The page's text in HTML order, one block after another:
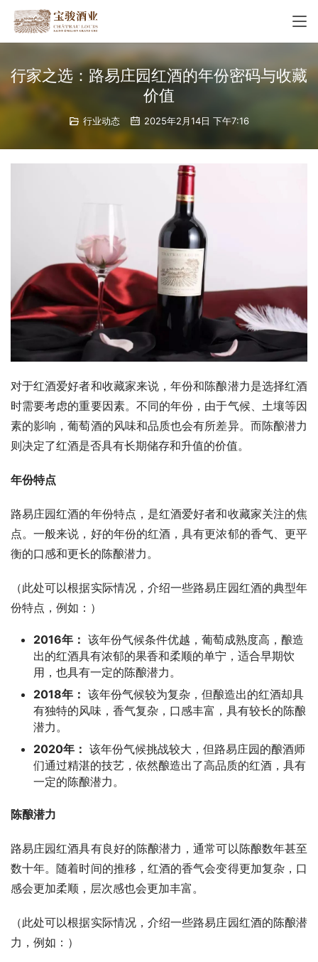
行家之选：路易庄园红酒的年份密码与收藏
价值
行业动态 2025年2月14日 下午7:16
对于红酒爱好者和收藏家来说，年份和陈酿潜力是选择红酒
时需要考虑的重要因素。不同的年份，由于气候、土壤等因
素的影响，葡萄酒的风味和品质也会有所差异。而陈酿潜力
则决定了红酒是否具有长期储存和升值的价值。
年份特点
路易庄园红酒的年份特点，是红酒爱好者和收藏家关注的焦
点。一般来说，好的年份的红酒，具有更浓郁的香气、更平
衡的口感和更长的陈酿潜力。
（此处可以根据实际情况，介绍一些路易庄园红酒的典型年
份特点，例如：）
2016年： 该年份气候条件优越，葡萄成熟度高，酿造
出的红酒具有浓郁的果香和柔顺的单宁，适合早期饮
用，也具有一定的陈酿潜力。
2018年： 该年份气候较为复杂，但酿造出的红酒却具
有独特的风味，香气复杂，口感丰富，具有较长的陈酿
潜力。
2020年： 该年份气候挑战较大，但路易庄园的酿酒师
们通过精湛的技艺，依然酿造出了高品质的红酒，具有
一定的陈酿潜力。
陈酿潜力
路易庄园红酒具有良好的陈酿潜力，通常可以陈酿数年甚至
数十年。随着时间的推移，红酒的香气会变得更加复杂，口
感会更加柔顺，层次感也会更加丰富。
（此处可以根据实际情况，介绍一些路易庄园红酒的陈酿潜
力，例如：）